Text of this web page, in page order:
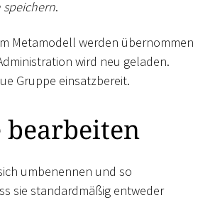
.
Metamodell werden übernommen
wird neu geladen.
Gruppe einsatzbereit.
bearbeiten
umbenennen und so
sie standardmäßig entweder